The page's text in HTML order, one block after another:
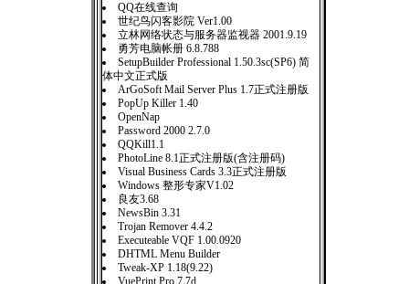
QQ在线查询
世纪鸟闪客影院 Ver1.00
立林网络状态与服务器监视器 2001.9.19
勇芳电脑帐册 6.8.788
SetupBuilder Professional 1.50.3sc(SP6) 简
体中文正式版
ArGoSoft Mail Server Plus 1.7正式注册版
PopUp Killer 1.40
OpenNap
Password 2000 2.7.0
QQKill1.1
PhotoLine 8.1正式注册版(含注册码)
Visual Business Cards 3.3正式注册版
Windows 整形专家V1.02
良友3.68
NewsBin 3.31
Trojan Remover 4.4.2
Executeable VQF 1.00.0920
DHTML Menu Builder
Tweak-XP 1.18(9.22)
VuePrint Pro 7.7d